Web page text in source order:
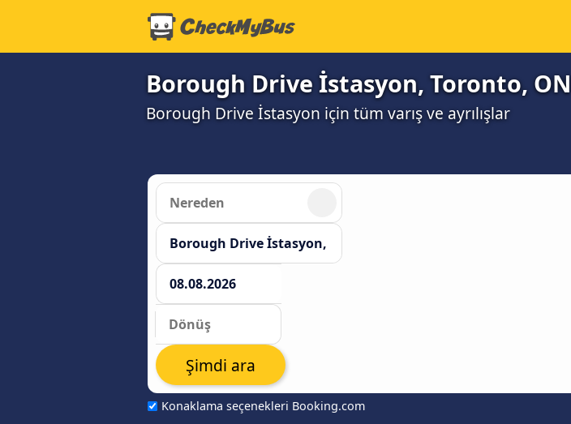
Borough Drive İstasyon, Toronto, ON
Borough Drive İstasyon için tüm varış ve ayrılışlar
Konaklama seçenekleri Booking.com
Şimdi ara